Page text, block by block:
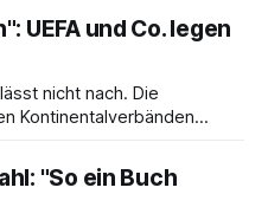
UEFA und Co. legen
nicht nach. Die
Kontinentalverbänden
"So ein Buch